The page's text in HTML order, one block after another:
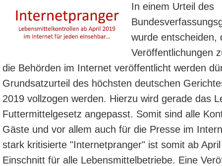
In einem Urteil des
wurde entscheiden,
Veröffentlichungen
die Behörden im Internet veröffentlicht werden
Grundsatzurteil des höchsten deutschen
2019 vollzogen werden. Hierzu wird gerade das
Futtermittelgesetz angepasst. Somit sind alle
Gäste und vor allem auch für die Presse im
stark kritisierte "Internetpranger" ist somit ab
Einschnitt für alle Lebensmittelbetriebe. Eine